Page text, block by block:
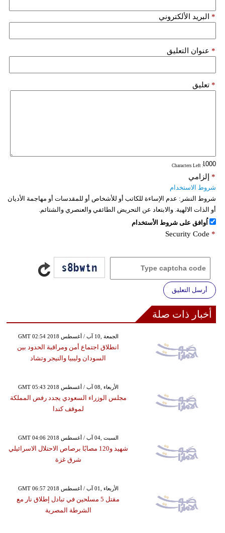
البريد الألكتروني *
عنوان التعليق *
تعليق *
: Characters Left
إلزامي *
شروط الاستخدام
شروط النشر: عدم الإساءة للكاتب أو للأشخاص أو للمقدسات أو مهاجمة الأديان
أو الذات الالهية. والابتعاد عن التحريض الطائفي والعنصري والشتائم.
اُوافق على شروط الأستخدام
Security Code *
أرسل التعليق
أخبار ذات صلة
GMT 02:54 2018 الجمعة ,10 آب / أغسطس
انطلاق اجتماع أمن ومراقبة الحدود بين
السودان وليبيا والنيجر وتشاد
GMT 05:43 2018 الأربعاء ,08 آب / أغسطس
مجلس الوزراء السعودي يجدد رفض المملكة
لموقف كندا
GMT 04:06 2018 السبت ,04 آب / أغسطس
شهيد و120 مصابًا برصاص الاحتلال الاسرائيلي
شرق غزة
GMT 06:57 2018 الأربعاء ,01 آب / أغسطس
مقتل 5 مسلحين في تبادل إطلاق نار مع
الشرطة المصرية